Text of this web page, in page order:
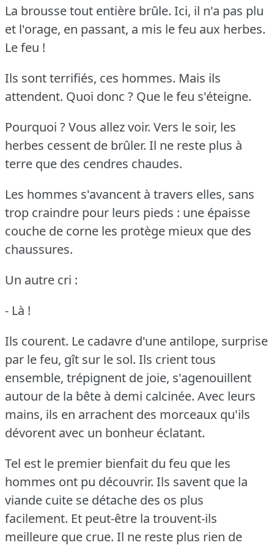
La brousse tout entière brûle. Ici, il n'a pas plu
et l'orage, en passant, a mis le feu aux herbes.
Le feu !
Ils sont terrifiés, ces hommes. Mais ils
attendent. Quoi donc ? Que le feu s'éteigne.
Pourquoi ?Vous allez voir. Vers le soir, les
herbes cessent de brûler. Il ne reste plus à
terre que des cendres chaudes.
Les hommes s'avancent à travers elles, sans
trop craindre pour leurs pieds : une épaisse
couche de corne les protège mieux que des
chaussures.
Un autre cri :
- Là !
Ils courent. Le cadavre d'une antilope, surprise
par le feu, gît sur le sol. Ils crient tous
ensemble, trépignent de joie, s'agenouillent
autour de la bête à demi calcinée. Avec leurs
mains, ils en arrachent des morceaux qu'ils
dévorent avec un bonheur éclatant.
Tel est le premier bienfait du feu que les
hommes ont pu découvrir. Ils savent que la
viande cuite se détache des os plus
facilement. Et peut-être la trouvent-ils
meilleure que crue. Il ne reste plus rien de